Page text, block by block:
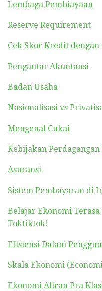
Lembaga Pembiayaan
Reserve Requirement
Cek Skor Kredit dengan
Pengantar Akuntansi
Badan Usaha
Nasionalisasi vs
Mengenal Cukai
Kebijakan
Asuransi
Sistem Pembayaran di
Belajar Ekonomi Terasa
Toktiktok!
Efisiensi Dalam
Skala Ekonomi
Ekonomi Aliran Pra